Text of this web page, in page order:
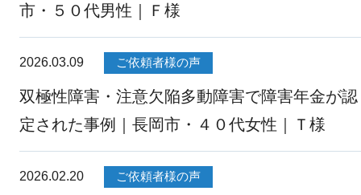
市・５０代男性｜Ｆ様
2026.03.09 ご依頼者様の声
双極性障害・注意欠陥多動障害で障害年金が認
定された事例｜長岡市・４０代女性｜Ｔ様
2026.02.20 ご依頼者様の声